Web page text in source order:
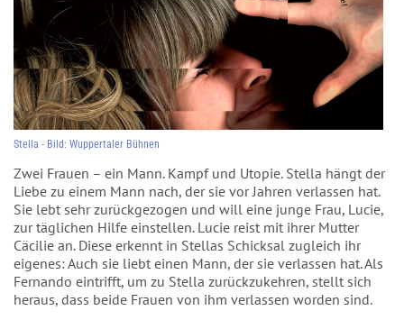
Stella - Bild: Wuppertaler Bühnen
Zwei Frauen – ein Mann. Kampf und Utopie. Stella hängt der
Liebe zu einem Mann nach, der sie vor Jahren verlassen hat.
Sie lebt sehr zurückgezogen und will eine junge Frau, Lucie,
zur täglichen Hilfe einstellen. Lucie reist mit ihrer Mutter
Cäcilie an. Diese erkennt in Stellas Schicksal zugleich ihr
eigenes: Auch sie liebt einen Mann, der sie verlassen hat. Als
Fernando eintrifft, um zu Stella zurückzukehren, stellt sich
heraus, dass beide Frauen von ihm verlassen worden sind.